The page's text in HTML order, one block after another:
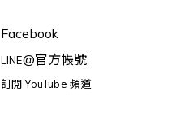
Facebook
LINE@官方帳號
訂閱 YouTube 頻道